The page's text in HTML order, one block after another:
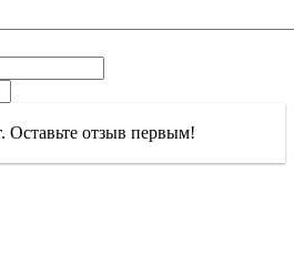
Оставьте отзыв первым!